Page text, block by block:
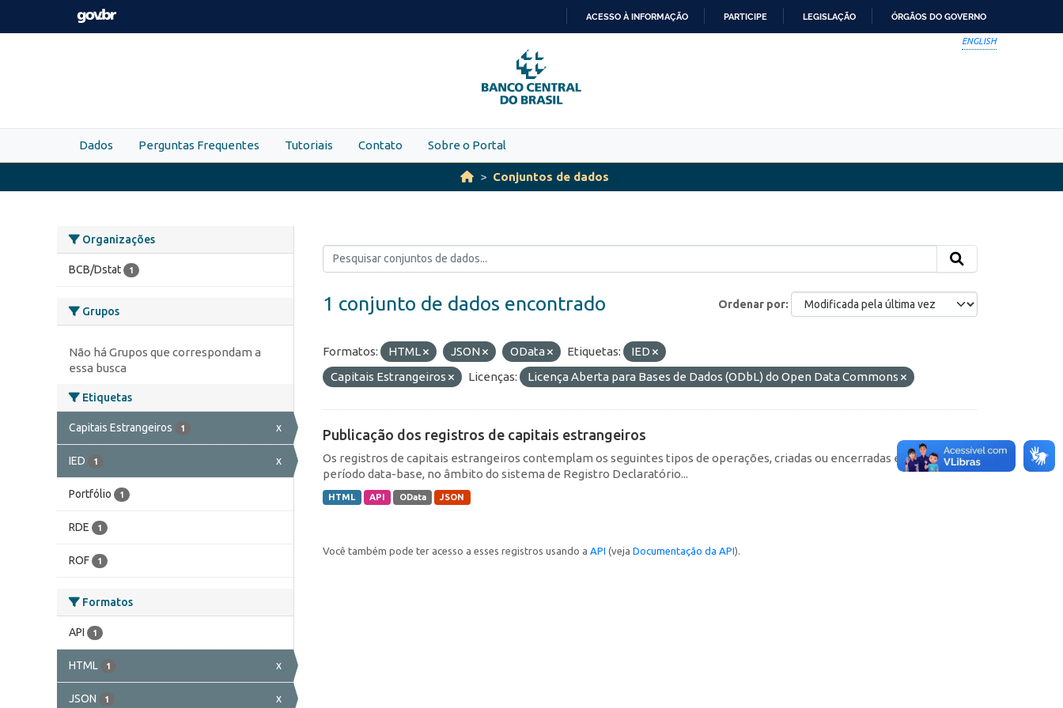
Skip to main content
PARA
O
CONTEÚDO
ACESSO À INFORMAÇÃO PARTICIPE LEGISLAÇÃO ÓRGÃOS DO GOVERNO
ENGLISH
Dados Perguntas Frequentes Tutoriais Contato Sobre o Portal
Conjuntos de dados
Organizações
BCB/Dstat 1
Grupos
Não há Grupos que correspondam a
essa busca
Etiquetas
Capitais Estrangeiros 1 x
IED 1 x
Portfólio 1
RDE 1
ROF 1
Formatos
API 1
HTML 1 x
JSON 1 x
Ordenar por
1 conjunto de dados encontrado
Formatos: HTML JSON OData Etiquetas:
IED
Capitais Estrangeiros
Licenças: Licença Aberta para Bases de Dados (ODbL) do Open Data Commons
Publicação dos registros de capitais estrangeiros
Os registros de capitais estrangeiros contemplam os seguintes tipos de operações, criadas ou encerradas em cada
período data-base, no âmbito do sistema de Registro Declaratório...
HTML API OData JSON
Você também pode ter acesso a esses registros usando a API (veja Documentação da API).